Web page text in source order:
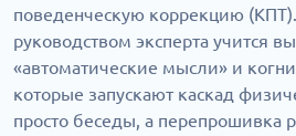
поведенческую коррекцию
руководством эксперта учится
«автоматические мысли» и
которые запускают каскад
просто беседы, а перепрошивка